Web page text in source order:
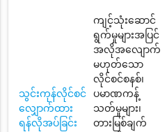
သွင်းကုန်လိုင်စင်
လျှောက်ထား
ရန်လိုအပ်ခြင်း
ကျင့်သုံးဆောင်
ရွက်မှုများအပြင်
အလိုအလျောက်
မဟုတ်သော
လိုင်စင်စနစ်၊
ပမာဏကန့်
သတ်မှုများ၊
တားမြစ်ချက်